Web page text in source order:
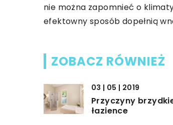
nie można zapomnieć o
efektowny sposób dopełnią
ZOBACZ RÓWNIEŻ
03 | 05 | 2019
Przyczyny
łazience